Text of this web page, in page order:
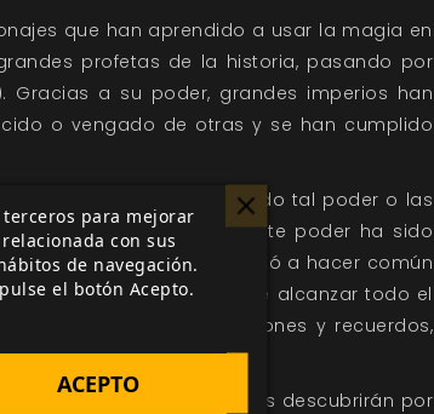
que han aprendido a usar la magia en
profetas de la historia, pasando por
a su poder, grandes imperios han
o vengado de otras y se han cumplido
atómica habría alcanzado tal poder o las
del momento? Este poder ha sido
en que se empezó a hacer común
que la mayoría no lograse alcanzar todo el
para apuntar informaciones y recuerdos,
Los personajes protagonistas descubrirán por
para mejorar
con sus
de navegación.
el botón Acepto.
ACEPTO